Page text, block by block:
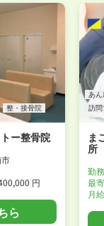
整・接骨院
ー整骨院
円
ら
あ
訪
ま
所
勤
最
月給